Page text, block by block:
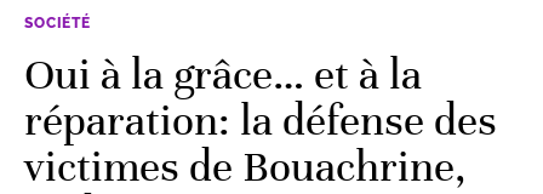
SOCIÉTÉ
Oui à la grâce… et à la
réparation: la défense des
victimes de Bouachrine,